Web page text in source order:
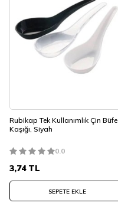
Rubikap Tek Kullanımlık Çin Büfe
Kaşığı, Siyah
0.0
3,74TL
SEPETE EKLE